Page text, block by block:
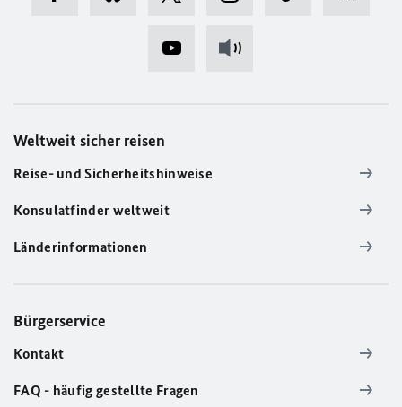
Weltweit sicher reisen
Reise- und Sicherheitshinweise
Konsulatfinder weltweit
Länderinformationen
Bürgerservice
Kontakt
FAQ - häufig gestellte Fragen